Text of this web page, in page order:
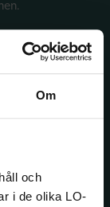
Om
och
i de olika LO-